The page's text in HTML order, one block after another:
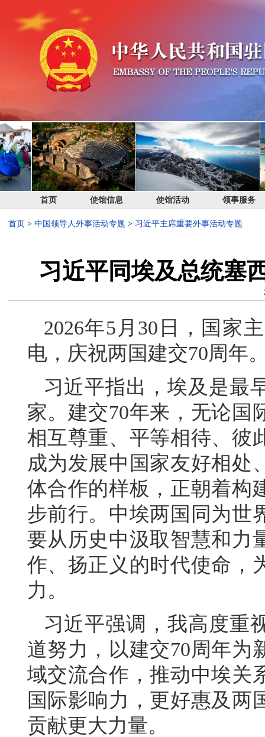
首页 使馆信息 使馆活动 领事服务
首页 > 中国领导人外事活动专题 > 习近平主席重要外事活动专题
习近平同埃及总统塞
2026年5月30日，国家
电，庆祝两国建交70周年
习近平指出，埃及是最
家。建交70年来，无论国
相互尊重、平等相待、彼
成为发展中国家友好相处
体合作的样板，正朝着构
步前行。中埃两国同为世
要从历史中汲取智慧和力
作、扬正义的时代使命，
力。
习近平强调，我高度重
道努力，以建交70周年为
域交流合作，推动中埃关
国际影响力，更好惠及两
贡献更大力量。